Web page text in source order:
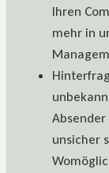
Ihren
mehr in
unsicher